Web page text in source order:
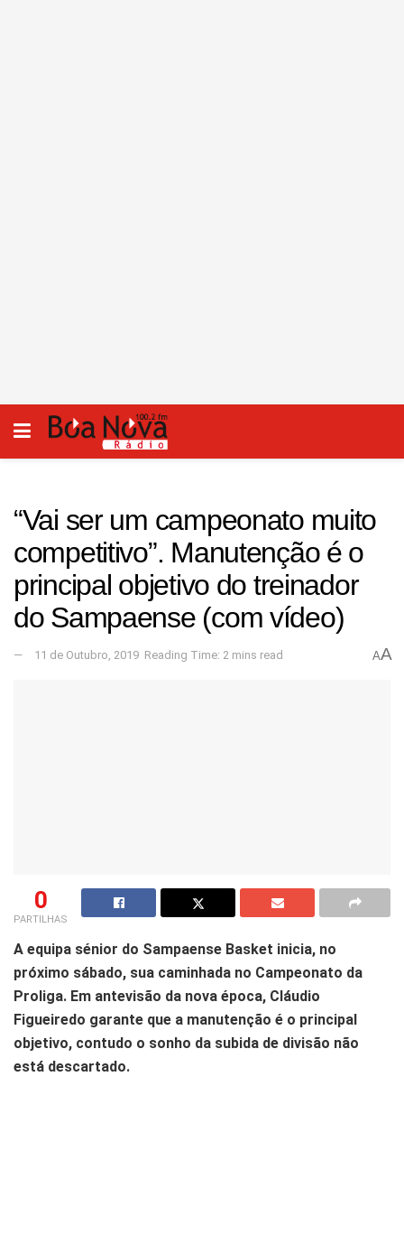
“Vai ser um campeonato muito
competitivo”. Manutenção é o
principal objetivo do treinador
do Sampaense (com vídeo)
11 de Outubro, 2019 Reading Time: 2 mins read AA
0
PARTILHAS
A equipa sénior do Sampaense Basket inicia, no
próximo sábado, sua caminhada no Campeonato da
Proliga. Em antevisão da nova época, Cláudio
Figueiredo garante que a manutenção é o principal
objetivo, contudo o sonho da subida de divisão não
está descartado.